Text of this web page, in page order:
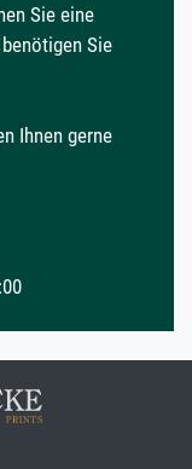
Sie eine
Sie
Ihnen gerne